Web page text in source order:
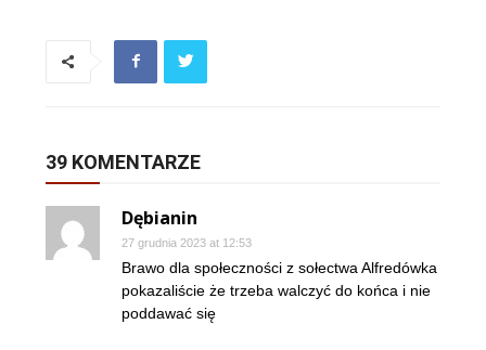
39 KOMENTARZE
Dębianin
27 grudnia 2023 at 12:53
Brawo dla społeczności z sołectwa Alfredówka
pokazaliście że trzeba walczyć do końca i nie
poddawać się